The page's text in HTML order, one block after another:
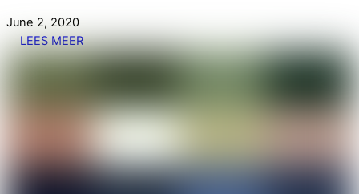
June 2, 2020
LEES MEER